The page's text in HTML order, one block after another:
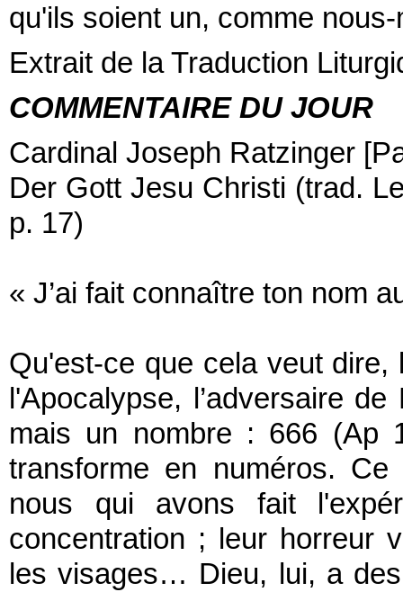
qu'ils soient un, comme
Extrait de la Traduction
COMMENTAIRE DU JOUR
Cardinal Joseph Ratzinger
Der Gott Jesu Christi (trad.
p. 17)
« J’ai fait connaître ton nom
Qu'est-ce que cela veut
l'Apocalypse, l’adversaire
mais un nombre : 666 (Ap
transforme en numéros.
nous qui avons fait
concentration ; leur horreur
les visages… Dieu, lui, a